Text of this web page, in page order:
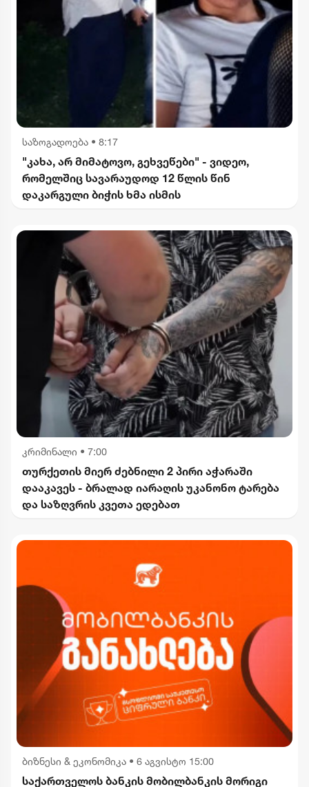
საზოგადოება • 8:17
"კახა, არ მიმატოვო, გეხვეწები" - ვიდეო,
რომელშიც სავარაუდოდ 12 წლის წინ
დაკარგული ბიჭის ხმა ისმის
კრიმინალი • 7:00
თურქეთის მიერ ძებნილი 2 პირი აჭარაში
დააკავეს - ბრალად იარაღის უკანონო ტარება
და საზღვრის კვეთა ედებათ
ბიზნესი & ეკონომიკა • 6 აგვისტო 15:00
საქართველოს ბანკის მობილბანკის მორიგი